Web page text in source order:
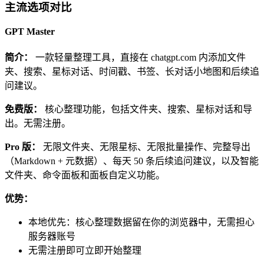
主流选项对比
GPT Master
简介：
一款轻量整理工具，直接在 chatgpt.com 内添加文件
夹、搜索、星标对话、时间戳、书签、长对话小地图和后续追
问建议。
免费版：
核心整理功能，包括文件夹、搜索、星标对话和导
出。无需注册。
Pro 版：
无限文件夹、无限星标、无限批量操作、完整导出
（Markdown + 元数据）、每天 50 条后续追问建议，以及智能
文件夹、命令面板和面板自定义功能。
优势：
本地优先：核心整理数据留在你的浏览器中，无需担心
服务器账号
无需注册即可立即开始整理